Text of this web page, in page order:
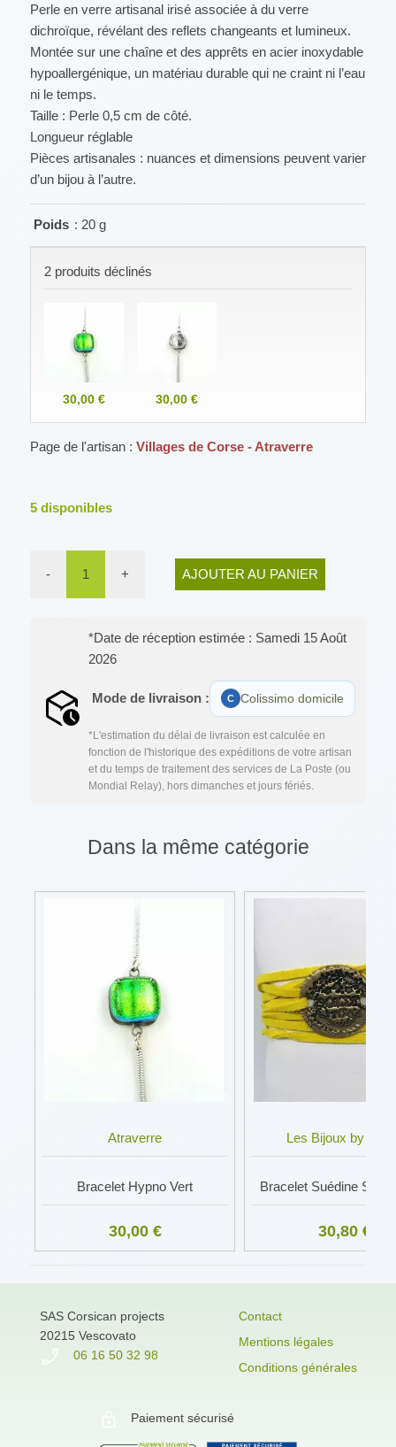
Perle en verre artisanal irisé associée à du verre
dichroïque, révélant des reflets changeants et lumineux.
Montée sur une chaîne et des apprêts en acier inoxydable
hypoallergénique, un matériau durable qui ne craint ni l’eau
ni le temps.
Taille : Perle 0,5 cm de côté.
Longueur réglable
Pièces artisanales : nuances et dimensions peuvent varier
d’un bijou à l’autre.
Poids : 20 g
2 produits déclinés
30,00 € 30,00 €
Page de l'artisan : Villages de Corse - Atraverre
5 disponibles
- 1 + AJOUTER AU PANIER
*Date de réception estimée : Samedi 15 Août
2026
Mode de livraison : Colissimo domicile
*L'estimation du délai de livraison est calculée en
fonction de l'historique des expéditions de votre artisan
et du temps de traitement des services de La Poste (ou
Mondial Relay), hors dimanches et jours fériés.
Dans la même catégorie
Atraverre
Bracelet Hypno Vert
30,00 €
Les Bijoux by
Bracelet Suédine Soldi
30,80 €
SAS Corsican projects
20215 Vescovato
06 16 50 32 98
Contact
Mentions légales
Conditions générales
Paiement sécurisé